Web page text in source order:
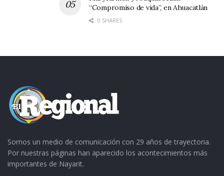
“Compromiso de vida”, en Ahuacatlán
0 SHARES
Somos un medio de comunicación con 29 años de trayectoria.
Por nuestras páginas han aparecido los acontecimientos más
importantes de Nayarit.